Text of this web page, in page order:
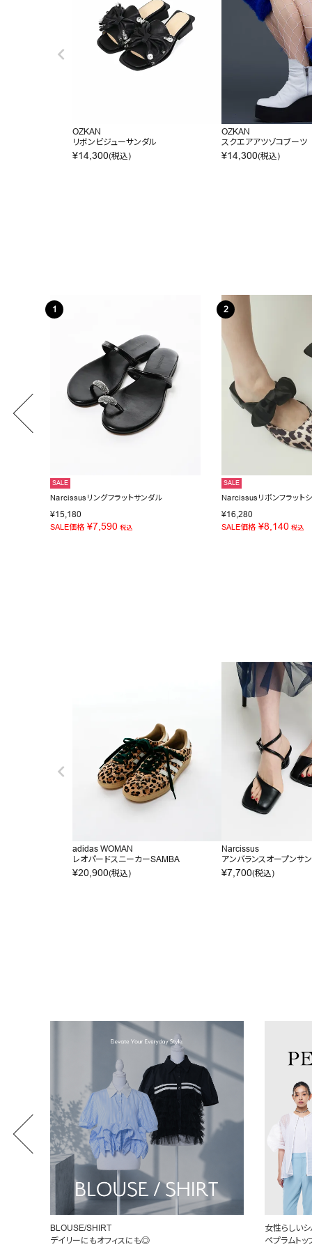
OZKAN
リボンビジューサンダル
¥14,300(税込)
OZKAN
スクエアアツゾコブーツ
¥14,300(税込)
SALE
Narcissusリングフラットサンダル
¥15,180
SALE価格 ¥7,590 税込
SALE
Narcissusリボンフラット
¥16,280
SALE価格 ¥8,140 税込
adidas WOMAN
レオパードスニーカーSAMBA
¥20,900(税込)
Narcissus
アンバランスオープンサ
¥7,700(税込)
女性らしいシルエットを引き立てる
ペプラムトップス
定番を、自分
頼れるデニ